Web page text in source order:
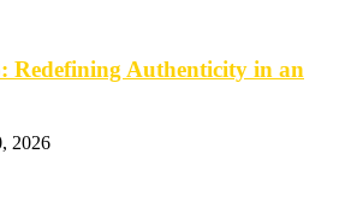
Redefining Authenticity in an
2026